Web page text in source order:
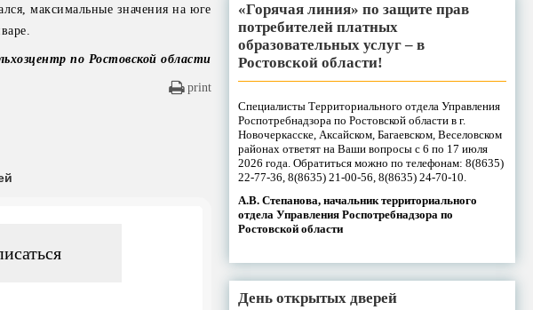
максимальные значения на юге
по Ростовской области
print
«Горячая линия» по защите прав
потребителей платных
образовательных услуг – в
Ростовской области!
Специалисты Территориального отдела Управления
Роспотребнадзора по Ростовской области в г.
Новочеркасске, Аксайском, Багаевском, Веселовском
районах ответят на Ваши вопросы с 6 по 17 июля
2026 года. Обратиться можно по телефонам: 8(8635)
22-77-36, 8(8635) 21-00-56, 8(8635) 24-70-10.
А.В. Степанова, начальник территориального
отдела Управления Роспотребнадзора по
Ростовской области
День открытых дверей